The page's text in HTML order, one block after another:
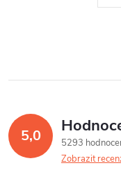
í
p
k
v
á
n
5,0
5293
Zobrazit